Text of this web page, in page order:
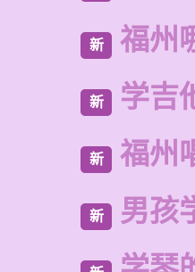
新 福州
新 学吉
新 福州
新 男孩